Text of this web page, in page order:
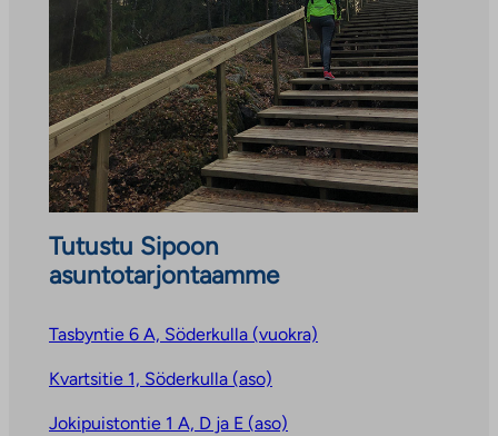
Tutustu Sipoon
asuntotarjontaamme
Tasbyntie 6 A, Söderkulla (vuokra)
Kvartsitie 1, Söderkulla (aso)
Jokipuistontie 1 A, D ja E (aso)